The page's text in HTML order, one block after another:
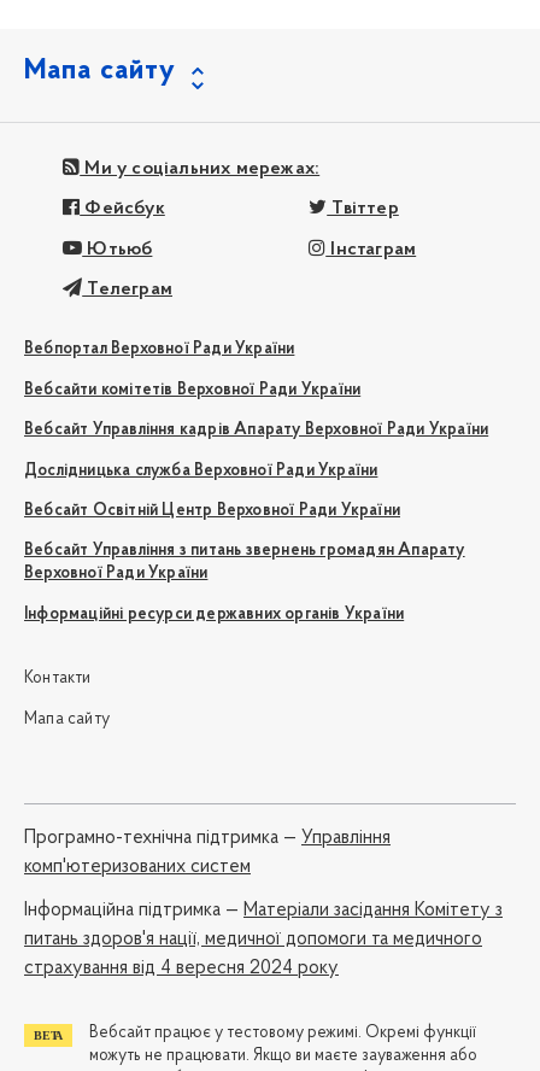
Мапа сайту
Ми у соціальних мережах:
Фейсбук Твіттер
Ютьюб Інстаграм
Телеграм
Вебпортал Верховної Ради України
Вебсайти комітетів Верховної Ради України
Вебсайт Управління кадрів Апарату Верховної Ради України
Дослідницька служба Верховної Ради України
Вебсайт Освітній Центр Верховної Ради України
Вебсайт Управління з питань звернень громадян Апарату
Верховної Ради України
Інформаційні ресурси державних органів України
Контакти
Мапа сайту
Програмно-технічна підтримка — Управління
комп'ютеризованих систем
Iнформаційна підтримка — Матеріали засідання Комітету з
питань здоров'я нації, медичної допомоги та медичного
страхування від 4 вересня 2024 року
Вебсайт працює у тестовому режимі. Окремі функції
можуть не працювати. Якщо ви маєте зауваження або